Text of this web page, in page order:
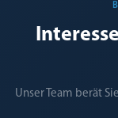
Unser Team berät